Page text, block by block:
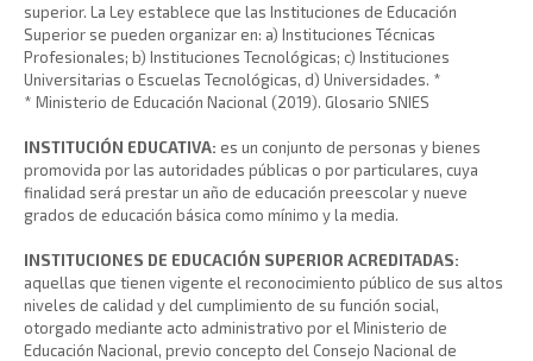
superior. La Ley establece que las Instituciones de Educación
Superior se pueden organizar en: a) Instituciones Técnicas
Profesionales; b) Instituciones Tecnológicas; c) Instituciones
Universitarias o Escuelas Tecnológicas, d) Universidades. *
* Ministerio de Educación Nacional (2019). Glosario SNIES
INSTITUCIÓN EDUCATIVA: es un conjunto de personas y bienes
promovida por las autoridades públicas o por particulares, cuya
finalidad será prestar un año de educación preescolar y nueve
grados de educación básica como mínimo y la media.
INSTITUCIONES DE EDUCACIÓN SUPERIOR ACREDITADAS:
aquellas que tienen vigente el reconocimiento público de sus altos
niveles de calidad y del cumplimiento de su función social,
otorgado mediante acto administrativo por el Ministerio de
Educación Nacional, previo concepto del Consejo Nacional de